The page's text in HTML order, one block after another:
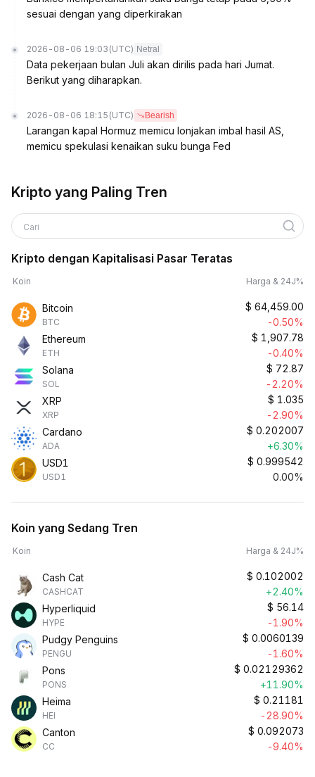
sesuai dengan yang diperkirakan
2026-08-06 19:03 (UTC) Netral
Data pekerjaan bulan Juli akan dirilis pada hari Jumat.
Berikut yang diharapkan.
2026-08-06 18:15 (UTC) Bearish
Larangan kapal Hormuz memicu lonjakan imbal hasil AS,
memicu spekulasi kenaikan suku bunga Fed
Kripto yang Paling Tren
Cari
Kripto dengan Kapitalisasi Pasar Teratas
Koin Harga & 24J%
Bitcoin
BTC
$ 64,459.00
-0.50%
Ethereum
ETH
$ 1,907.78
-0.40%
Solana
SOL
$ 72.87
-2.20%
XRP
XRP
$ 1.035
-2.90%
Cardano
ADA
$ 0.202007
+6.30%
USD1
USD1
$ 0.999542
0.00%
Koin yang Sedang Tren
Koin Harga & 24J%
Cash Cat
CASHCAT
$ 0.102002
+2.40%
Hyperliquid
HYPE
$ 56.14
-1.90%
Pudgy Penguins
PENGU
$ 0.0060139
-1.60%
Pons
PONS
$ 0.02129362
+11.90%
Heima
HEI
$ 0.21181
-28.90%
Canton
CC
$ 0.092073
-9.40%